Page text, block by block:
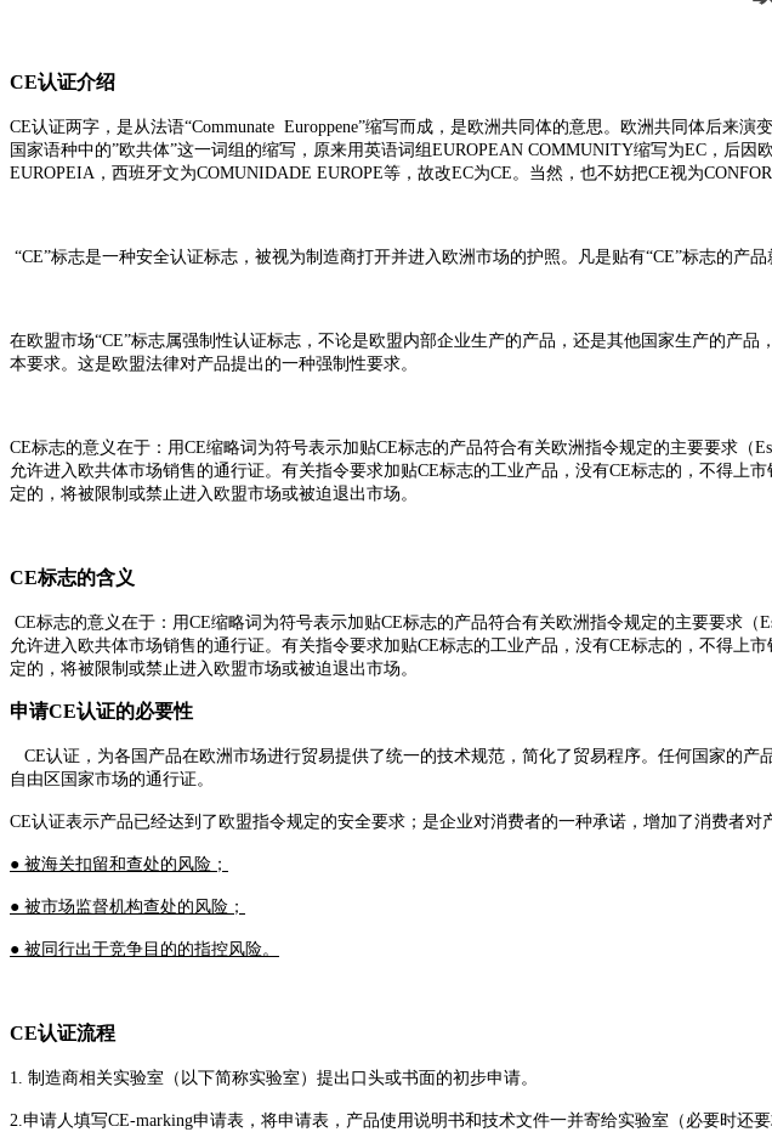
CE认证介绍
CE认证两字，是从法语“Communate Europpene”缩写而成，是欧洲共同体的意思。欧洲共同体后来
国家语种中的”欧共体”这一词组的缩写，原来用英语词组EUROPEAN COMMUNITY缩写为EC，后
EUROPEIA，西班牙文为COMUNIDADE EUROPE等，故改EC为CE。当然，也不妨把CE视为
“CE”标志是一种安全认证标志，被视为制造商打开并进入欧洲市场的护照。凡是贴有“CE”标志的
在欧盟市场“CE”标志属强制性认证标志，不论是欧盟内部企业生产的产品，还是其他国家生产的产
本要求。这是欧盟法律对产品提出的一种强制性要求。
CE标志的意义在于：用CE缩略词为符号表示加贴CE标志的产品符合有关欧洲指令规定的主要要求（
允许进入欧共体市场销售的通行证。有关指令要求加贴CE标志的工业产品，没有CE标志的，不得上
定的，将被限制或禁止进入欧盟市场或被迫退出市场。
CE标志的含义
CE标志的意义在于：用CE缩略词为符号表示加贴CE标志的产品符合有关欧洲指令规定的主要要求
允许进入欧共体市场销售的通行证。有关指令要求加贴CE标志的工业产品，没有CE标志的，不得上
定的，将被限制或禁止进入欧盟市场或被迫退出市场。
申请CE认证的必要性
CE认证，为各国产品在欧洲市场进行贸易提供了统一的技术规范，简化了贸易程序。任何国家的
自由区国家市场的通行证。
CE认证表示产品已经达到了欧盟指令规定的安全要求；是企业对消费者的一种承诺，增加了消费者
● 被海关扣留和查处的风险；
● 被市场监督机构查处的风险；
● 被同行出于竞争目的的指控风险。
CE认证流程
1. 制造商相关实验室（以下简称实验室）提出口头或书面的初步申请。
2.申请人填写CE-marking申请表，将申请表，产品使用说明书和技术文件一并寄给实验室（必要时